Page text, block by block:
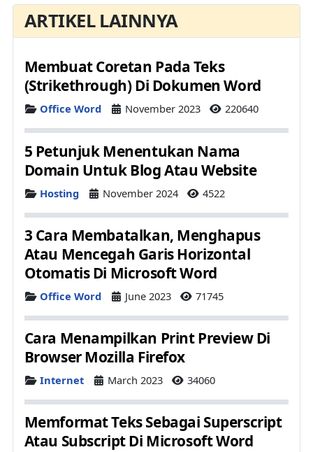
ARTIKEL LAINNYA
Membuat Coretan Pada Teks
(Strikethrough) Di Dokumen Word
Details
Office Word November 2023 220640
5 Petunjuk Menentukan Nama
Domain Untuk Blog Atau Website
DetailsHosting November 2024 4522
3 Cara Membatalkan, Menghapus
Atau Mencegah Garis Horizontal
Otomatis Di Microsoft Word
Details
Office Word June 2023 71745
Cara Menampilkan Print Preview Di
Browser Mozilla Firefox
Details
Internet March 2023 34060
Memformat Teks Sebagai Superscript
Atau Subscript Di Microsoft Word